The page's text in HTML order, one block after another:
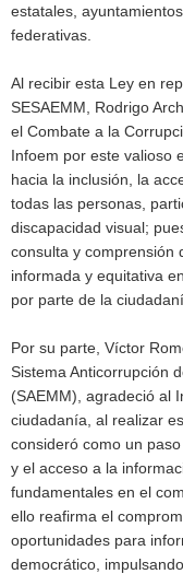
estatales,
federativas.
Al recibir esta Ley en
SESAEMM, Rodrigo
el Combate a la
Infoem por este valioso
hacia la inclusión, la
todas las personas,
discapacidad visual;
consulta y comprensión
informada y equitativa
por parte de la
Por su parte, Víctor
Sistema Anticorrupción
(SAEMM), agradeció al
ciudadanía, al realizar
consideró como un
y el acceso a la
fundamentales en el
ello reafirma el
oportunidades para
democrático,